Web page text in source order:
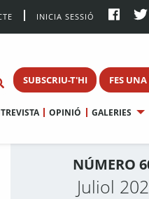
INICIA SESSIÓ
SUBSCRIU-T'HI FES
OPINIÓ GALERIES
NÚMERO
Juliol